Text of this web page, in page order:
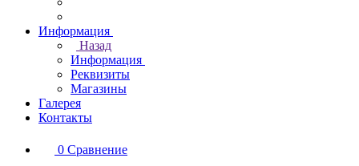
Информация
Назад
Информация
Реквизиты
Магазины
Галерея
Контакты
0 Сравнение